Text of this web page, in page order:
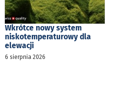
Wkrótce nowy system
niskotemperaturowy dla
elewacji
6 sierpnia 2026